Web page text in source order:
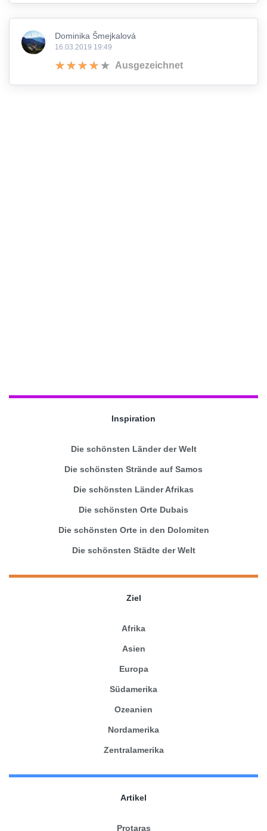
Dominika Šmejkalová
16.03.2019 19:49
Ausgezeichnet
Inspiration
Die schönsten Länder der Welt
Die schönsten Strände auf Samos
Die schönsten Länder Afrikas
Die schönsten Orte Dubais
Die schönsten Orte in den Dolomiten
Die schönsten Städte der Welt
Ziel
Afrika
Asien
Europa
Südamerika
Ozeanien
Nordamerika
Zentralamerika
Artikel
Protaras